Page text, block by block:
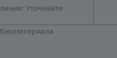
Уточняйте